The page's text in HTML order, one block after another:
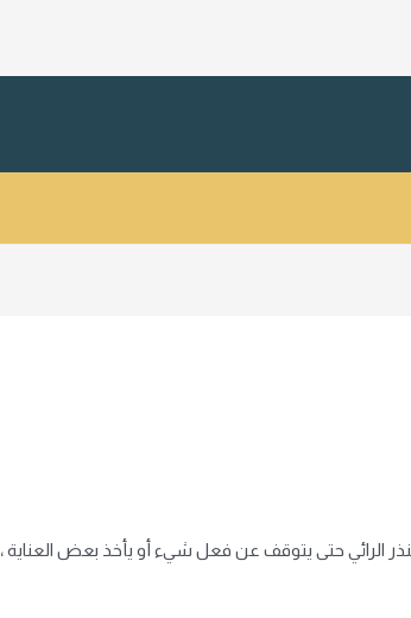
الرائي حتى يتوقف عن فعل شيء أو يأخذ بعض العناية ،